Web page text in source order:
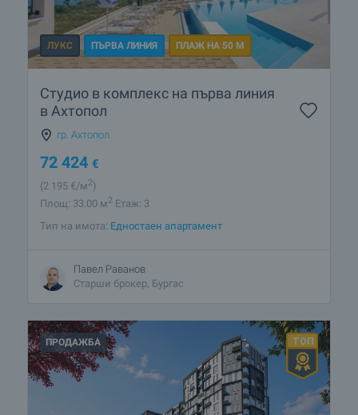
ЛУКС ПЪРВА ЛИНИЯ ПЛАЖ НА 50 М
Студио в комплекс на първа линия
в Ахтопол
гр. Ахтопол
72 424 €
(2 195 €/м2)
Площ: 33.00 м2 Етаж: 3
Тип на имота: Едностаен апартамент
Павел Раванов
Старши брокер, Бургас
ПРОДАЖБА